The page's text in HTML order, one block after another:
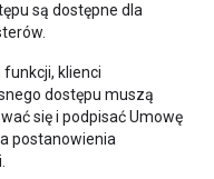
są dostępne dla
klienci
dostępu muszą
się i podpisać Umowę
postanowienia